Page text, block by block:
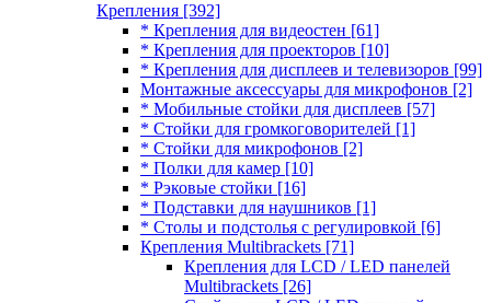
Крепления [392]
* Крепления для видеостен [61]
* Крепления для проекторов [10]
* Крепления для дисплеев и телевизоров [99]
Монтажные аксессуары для микрофонов [2]
* Мобильные стойки для дисплеев [57]
* Стойки для громкоговорителей [1]
* Стойки для микрофонов [2]
* Полки для камер [10]
* Рэковые стойки [16]
* Подставки для наушников [1]
* Столы и подстолья с регулировкой [6]
Крепления Multibrackets [71]
Крепления для LCD / LED панелей
Multibrackets [26]